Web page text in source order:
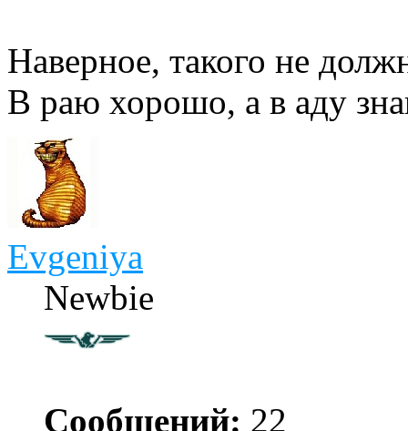
Наверное, такого не
В раю хорошо, а в аду
Evgeniya
Newbie
Сообщений: 22